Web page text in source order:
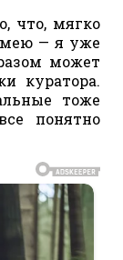
что, мягко
— я уже
может
куратора.
тоже
понятно